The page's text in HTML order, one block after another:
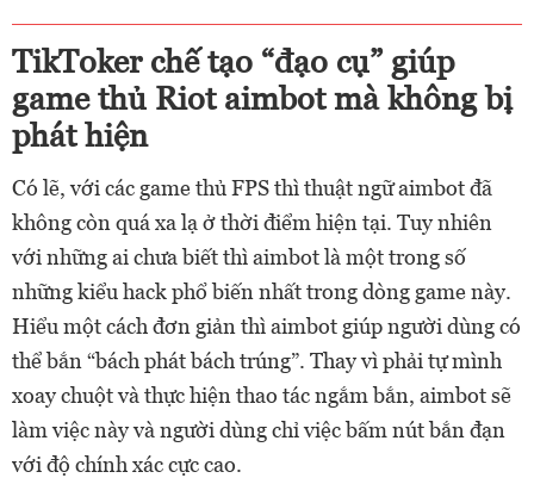
TikToker chế tạo “đạo cụ” giúp
game thủ Riot aimbot mà không bị
phát hiện
Có lẽ, với các game thủ FPS thì thuật ngữ aimbot đã
không còn quá xa lạ ở thời điểm hiện tại. Tuy nhiên
với những ai chưa biết thì aimbot là một trong số
những kiểu hack phổ biến nhất trong dòng game này.
Hiểu một cách đơn giản thì aimbot giúp người dùng có
thể bắn “bách phát bách trúng”. Thay vì phải tự mình
xoay chuột và thực hiện thao tác ngắm bắn, aimbot sẽ
làm việc này và người dùng chỉ việc bấm nút bắn đạn
với độ chính xác cực cao.